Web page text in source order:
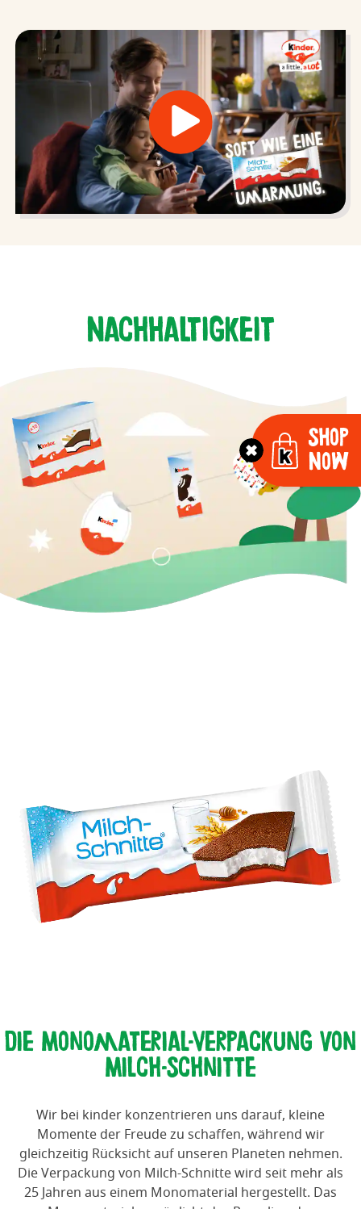
Nachhaltigkeit
Die Monomaterial-Verpackung von
‎Milch-‎Schnitte
Wir bei kinder konzentrieren uns darauf, kleine
Momente der Freude zu schaffen, während wir
gleichzeitig Rücksicht auf unseren Planeten nehmen.
Die Verpackung von Milch-Schnitte wird seit mehr als
25 Jahren aus einem Monomaterial hergestellt. Das
Shop
Now